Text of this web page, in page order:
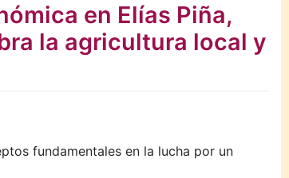
en Elías Piña,
la agricultura local y
fundamentales en la lucha por un